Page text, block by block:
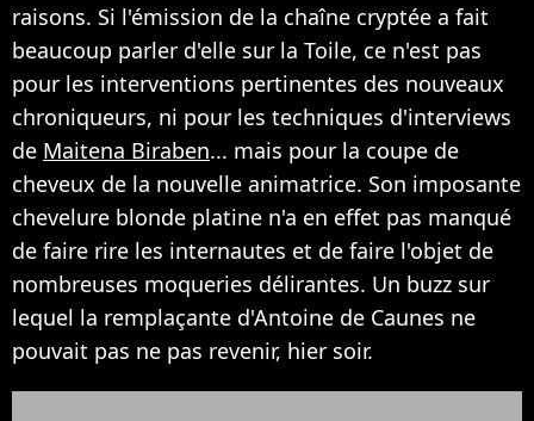
raisons. Si l'émission de la chaîne cryptée a fait
beaucoup parler d'elle sur la Toile, ce n'est pas
pour les interventions pertinentes des nouveaux
chroniqueurs, ni pour les techniques d'interviews
de Maitena Biraben... mais pour la coupe de
cheveux de la nouvelle animatrice. Son imposante
chevelure blonde platine n'a en effet pas manqué
de faire rire les internautes et de faire l'objet de
nombreuses moqueries délirantes. Un buzz sur
lequel la remplaçante d'Antoine de Caunes ne
pouvait pas ne pas revenir, hier soir.